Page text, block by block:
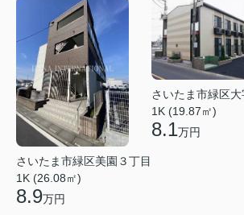
さいたま市緑区美園３丁目
1K (26.08㎡)
8.9万円
さいたま市緑区
1K (19.87㎡)
8.1万円